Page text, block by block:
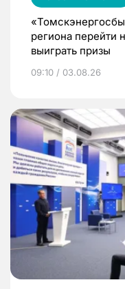
региона перейти
выиграть призы
09:10 / 03.08.26